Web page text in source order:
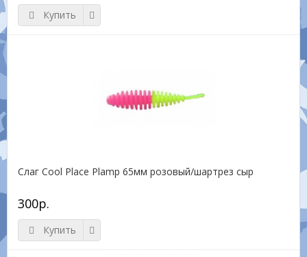
Купить
Слаг Cool Place Plamp 65мм розовый/шартрез сыр
300р.
Купить